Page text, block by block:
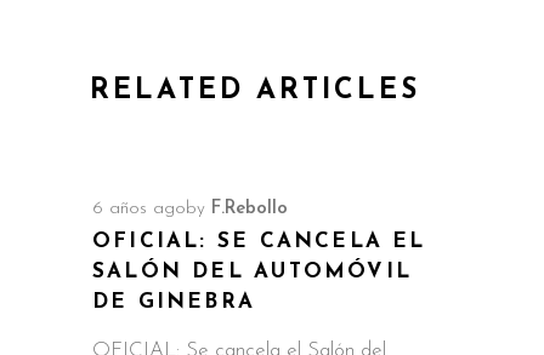
RELATED ARTICLES
6 años ago by F.Rebollo
OFICIAL: SE CANCELA EL
SALÓN DEL AUTOMÓVIL
DE GINEBRA
OFICIAL: Se cancela el Salón del